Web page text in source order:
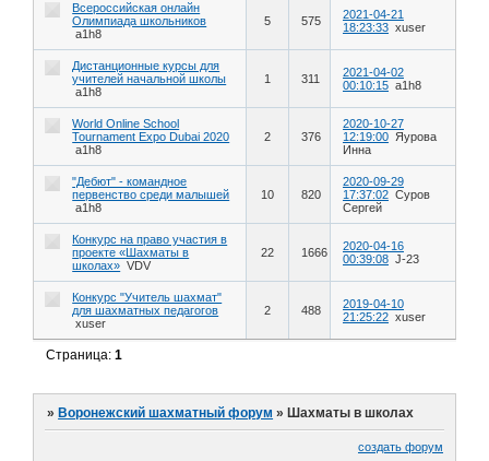
Всероссийская онлайн
Олимпиада школьников
a1h8
5 575
2021-04-21
18:23:33 xuser
Дистанционные курсы для
учителей начальной школы
a1h8
1 311
2021-04-02
00:10:15 a1h8
World Online School
Tournament Expo Dubai 2020
a1h8
2 376
2020-10-27
12:19:00 Яурова
Инна
"Дебют" - командное
первенство среди малышей
a1h8
10 820
2020-09-29
17:37:02 Суров
Сергей
Конкурс на право участия в
проекте «Шахматы в
школах» VDV
22 1666
2020-04-16
00:39:08 J-23
Конкурс "Учитель шахмат"
для шахматных педагогов
xuser
2 488
2019-04-10
21:25:22 xuser
Страница:1
»Воронежский шахматный форум »Шахматы в школах
создать форум